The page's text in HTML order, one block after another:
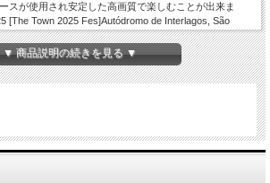
スが使用され安定した高画質で楽しむことが出来ま
[The Town 2025 Fes]Autódromo de Interlagos, São
Proshot NTSC Menu Chapter region02 01.Blitzkrieg
04.Holiday 05.Know your enemy 06.Boulevard a
bastard 08.Longview 09.Welcome to paradise 10.Iron
11.Hitchin a ride 12.Brain Stew 13.St.Jimmy 14.Dilemma
Basket Case 18.When i come around 19.Letterbomb
ends 21.Jesus of Suburbia -Encore- 22.Encore
▼ 商品説明の続きを見る ▼